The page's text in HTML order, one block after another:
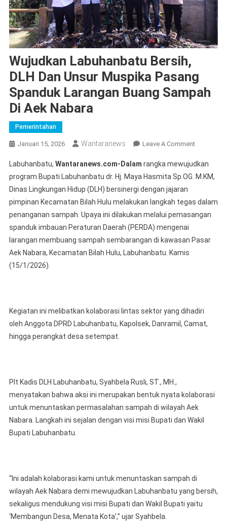
Wujudkan Labuhanbatu Bersih,
DLH Dan Unsur Muspika Pasang
Spanduk Larangan Buang Sampah
Di Aek Nabara
Pemerintahan
Januari 15, 2026 Wantaranews Leave A CommentOn
Bersih,
Dan
Unsur
Pasang
Aek
Labuhanbatu, Wantaranews.com-Dalam rangka mewujudkan
program Bupati Labuhanbatu dr. Hj. Maya Hasmita Sp.OG. M.KM,
Dinas Lingkungan Hidup (DLH) bersinergi dengan jajaran
pimpinan Kecamatan Bilah Hulu melakukan langkah tegas dalam
penanganan sampah. Upaya ini dilakukan melalui pemasangan
spanduk imbauan Peraturan Daerah (PERDA) mengenai
larangan membuang sampah sembarangan di kawasan Pasar
Aek Nabara, Kecamatan Bilah Hulu, Labuhanbatu. Kamis
(15/1/2026).
Kegiatan ini melibatkan kolaborasi lintas sektor yang dihadiri
oleh Anggota DPRD Labuhanbatu, Kapolsek, Danramil, Camat,
hingga perangkat desa setempat.
Plt Kadis DLH Labuhanbatu, Syahbela Rusli, ST., MH.,
menyatakan bahwa aksi ini merupakan bentuk nyata kolaborasi
untuk menuntaskan permasalahan sampah di wilayah Aek
Nabara. Langkah ini sejalan dengan visi misi Bupati dan Wakil
Bupati Labuhanbatu.
“Ini adalah kolaborasi kami untuk menuntaskan sampah di
wilayah Aek Nabara demi mewujudkan Labuhanbatu yang bersih,
sekaligus mendukung visi misi Bupati dan Wakil Bupati yaitu
‘Membangun Desa, Menata Kota’,” ujar Syahbela.